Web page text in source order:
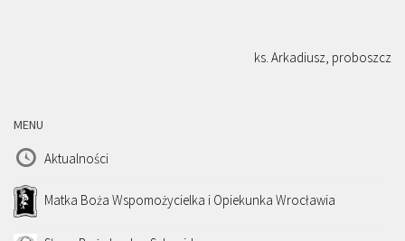
ks. Arkadiusz, proboszcz
MENU
Aktualności
Matka Boża Wspomożycielka i Opiekunka Wrocławia